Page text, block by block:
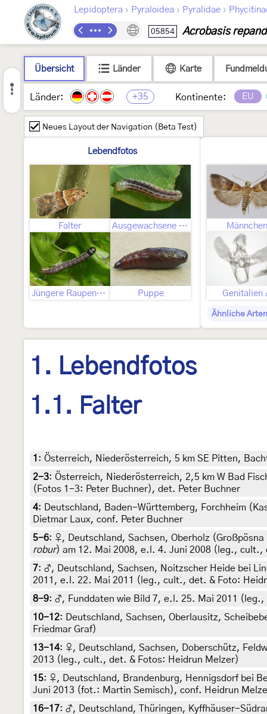
Lepidoptera › Pyraloidea › Pyralidae ›
05854 Acrobasis
Übersicht Länder Karte
Länder: +35 Kontinente: EU
Neues Layout der Navigation (Beta Test)
Lebendfotos
Falter Ausgewachsene Raupe
Jüngere Raupenstadien Puppe
Männchen
Genitalien
Ähnliche Arten
1. Lebendfotos
1.1. Falter
1 : Österreich, Niederösterreich, 5 km SE Pitten,
2-3: Österreich, Niederösterreich, 2,5 km W Bad
(Fotos 1-3: Peter Buchner), det. Peter Buchner
4:
Deutschland, Baden-Württemberg, Forchheim
Dietmar Laux, conf. Peter Buchner
5-6: ♀, Deutschland, Sachsen, Oberholz
robur) am 12. Mai 2008, e.l. 4. Juni 2008 (leg., cult.,
7: ♂, Deutschland, Sachsen, Noitzscher Heide bei
2011, e.l. 22. Mai 2011 (leg., cult., det. & Foto:
8-9: ♂, Funddaten wie Bild 7, e.l. 25. Mai 2011
10-12:
Deutschland, Sachsen, Oberlausitz,
Friedmar Graf)
13-14: ♀, Deutschland, Sachsen, Doberschütz,
2013 (leg., cult., det. & Fotos: Heidrun Melzer)
15: ♀, Deutschland, Brandenburg, Hennigsdorf bei
Juni 2013 (fot.: Martin Semisch), conf. Heidrun
16-17: ♂, Deutschland, Thüringen, Kyffhäuser-